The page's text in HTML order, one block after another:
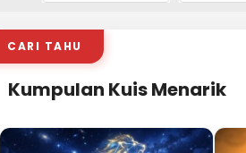
CARI TAHU
Kumpulan Kuis Menarik